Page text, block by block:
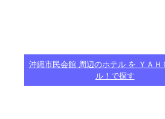
沖縄市民会館 周辺のホテル を ＹＡＨ
ル！で探す